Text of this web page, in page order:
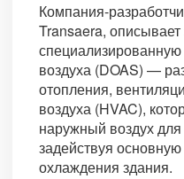
Компания-
Transaera, описывает
воздуха (DOAS) —
отопления,
воздуха (HVAC),
наружный воздух
задействуя
охлаждения здания.